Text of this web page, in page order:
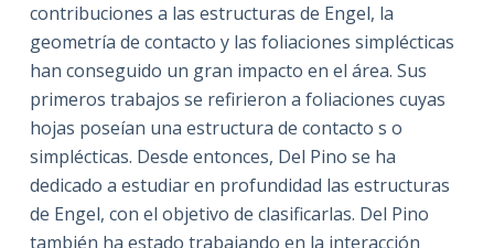
contribuciones a las estructuras de Engel, la
geometría de contacto y las foliaciones simplécticas
han conseguido un gran impacto en el área. Sus
primeros trabajos se refirieron a foliaciones cuyas
hojas poseían una estructura de contacto s o
simplécticas. Desde entonces, Del Pino se ha
dedicado a estudiar en profundidad las estructuras
de Engel, con el objetivo de clasificarlas. Del Pino
también ha estado trabajando en la interacción